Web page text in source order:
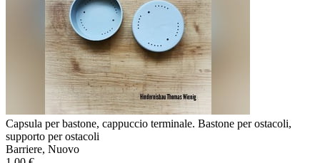
Capsula per bastone, cappuccio terminale. Bastone per ostacoli,
supporto per ostacoli
Barriere, Nuovo